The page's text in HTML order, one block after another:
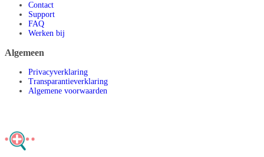
Contact
Support
FAQ
Werken bij
Algemeen
Privacyverklaring
Transparantieverklaring
Algemene voorwaarden